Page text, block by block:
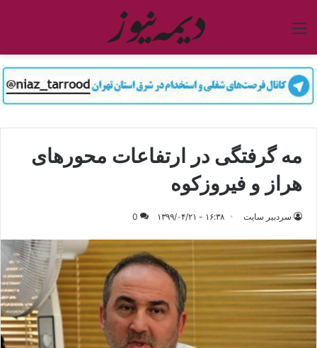
منو
مه گرفتگی در ارتفاعات محورهای
هراز و فیروزکوه
سردبیر سایت ۱۶:۳۸ - ۱۳۹۹/۰۴/۲۱ 0